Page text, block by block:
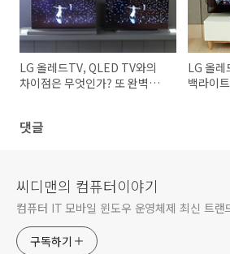
LG 올레드TV, QLED TV와의
차이점은 무엇인가? 또 완벽한
LG 올
백라이
댓글
씨디맨의 컴퓨터이야기
컴퓨터 IT 모바일 윈도우 운영체제 최신 트랜
구독하기